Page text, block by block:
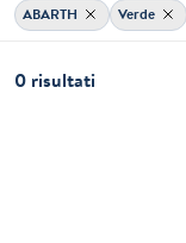
ABARTH Verde
0 risultati